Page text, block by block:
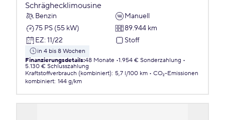
Schräghecklimousine
Benzin
Manuell
75 PS (55 kW)
89.944 km
EZ: 11/22 Stoff
in 4 bis 8 Wochen
Finanzierungsdetails:48 Monate 1.954 € Sonderzahlung
5.130 € Schlusszahlung
Kraftstoffverbrauch (kombiniert): 5,7 l/100 km
CO₂-Emissionen
kombiniert: 144 g/km